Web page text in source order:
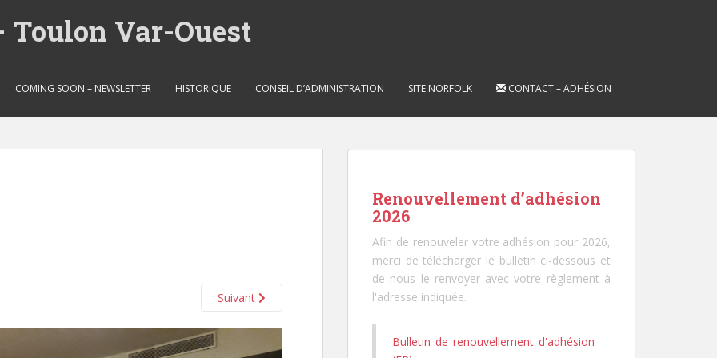
Var-Ouest
COMING SOON – NEWSLETTER HISTORIQUE CONSEIL D’ADMINISTRATION SITE NORFOLK CONTACT – ADHÉSION
Suivant
Renouvellement d’adhésion
2026
Afin de renouveler votre adhésion pour 2026,
merci de télécharger le bulletin ci-dessous et
de nous le renvoyer avec votre règlement à
l'adresse indiquée.
Bulletin de renouvellement d'adhésion